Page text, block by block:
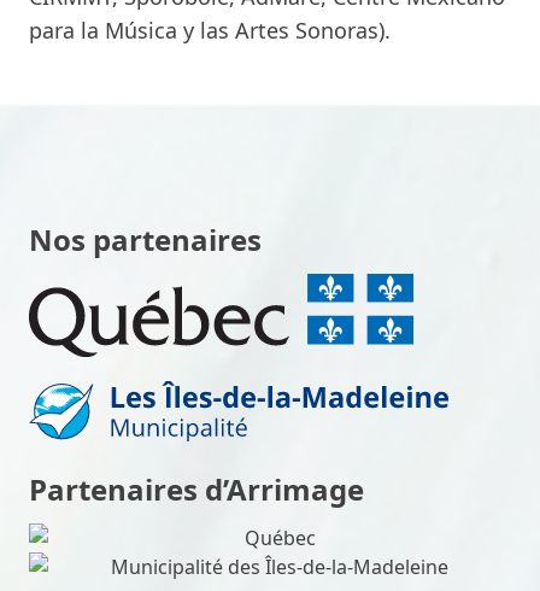
para la Música y las Artes Sonoras).
Nos partenaires
Partenaires d’Arrimage